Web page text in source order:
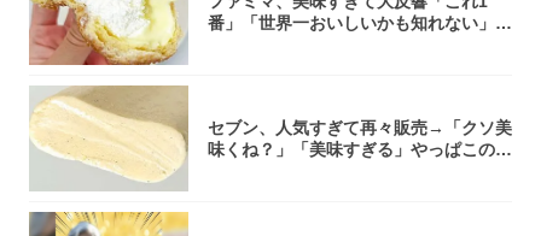
番」「世界一おいしいかも知れない」
セブン、人気すぎて再々販売→「クソ美
味くね？」「美味すぎる」やっぱこのク